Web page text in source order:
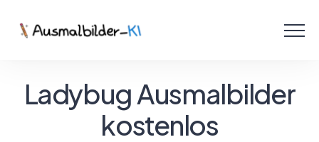
Ladybug Ausmalbilder
kostenlos